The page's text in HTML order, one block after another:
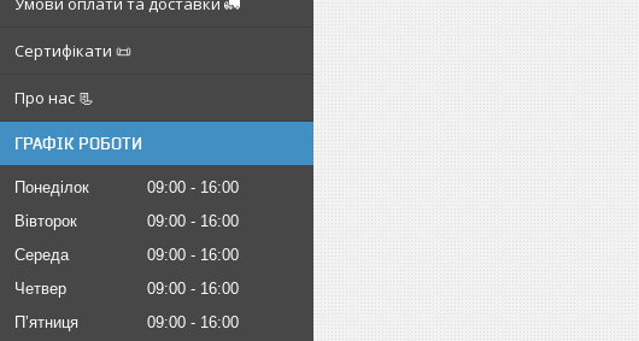
Сертифікати 📜
Про нас 📃
ГРАФІК РОБОТИ
Понеділок 09:00
16:00
Вівторок
09:00
16:00
Середа
09:00
16:00
Четвер
09:00
16:00
Пʼятниця
09:00
16:00